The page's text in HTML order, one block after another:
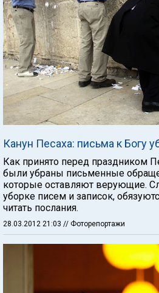
Канун Песаха: письма к Богу
Как принято перед праздником
были убраны письменные
которые оставляют верующие.
уборке писем и записок,
читать послания.
28.03.2012 21:03 // Фоторепортажи